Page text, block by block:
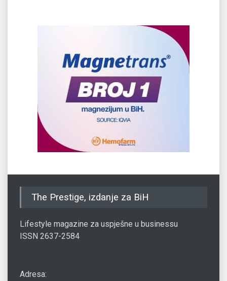
The Prestige, izdanje za BiH
Lifestyle magazine za uspješne u businessu
ISSN 2637-2584
Adresa: